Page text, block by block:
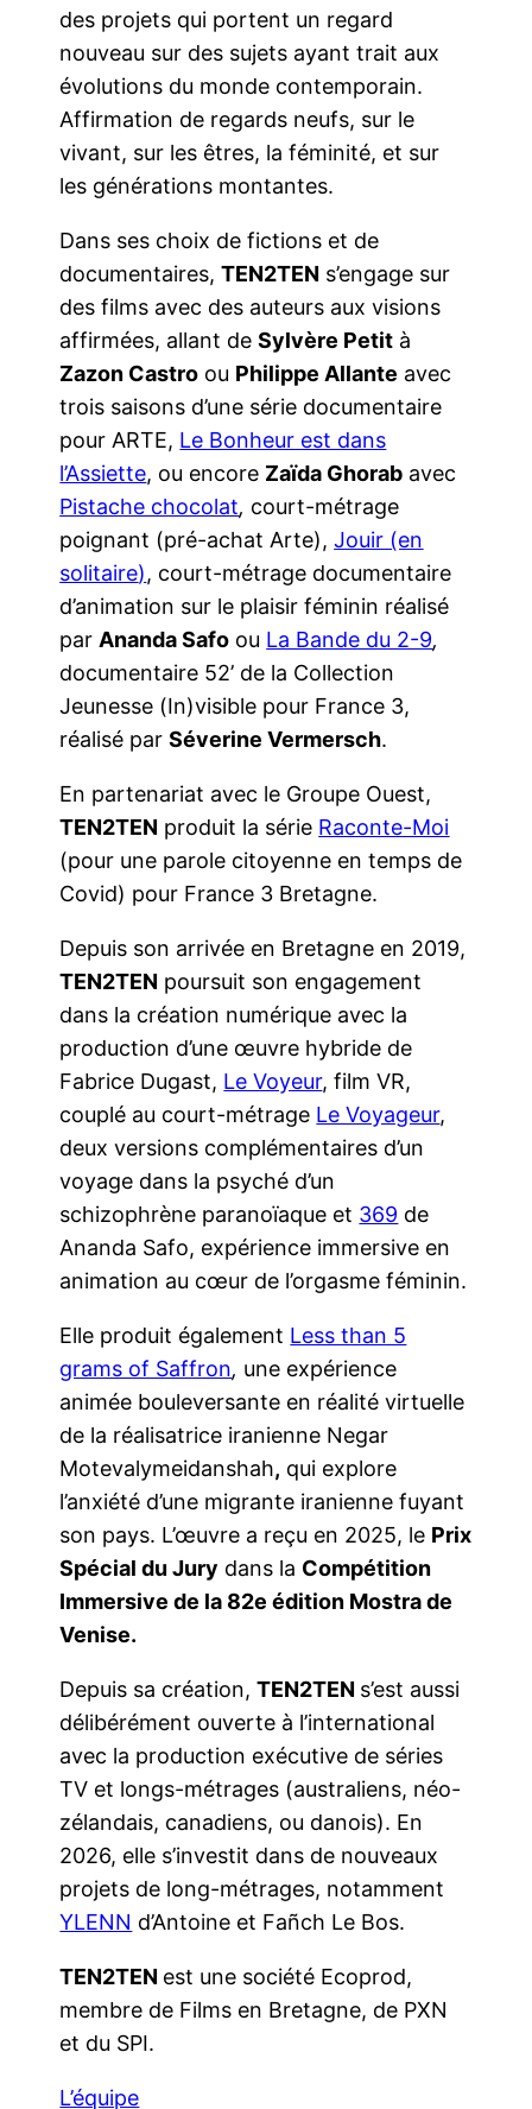
des projets qui portent un regard
nouveau sur des sujets ayant trait aux
évolutions du monde contemporain.
Affirmation de regards neufs, sur le
vivant, sur les êtres, la féminité, et sur
les générations montantes.
Dans ses choix de fictions et de
documentaires,TEN2TEN s’engage sur
des films avec des auteurs aux visions
affirmées, allant deSylvère Petit à
Zazon Castro ou Philippe Allante avec
trois saisons d’une série documentaire
pour ARTE, Le Bonheur est dans
l’Assiette, ou encore Zaïda Ghorab avec
Pistache chocolat, court-métrage
poignant (pré-achat Arte),Jouir (en
solitaire), court-métrage documentaire
d’animation sur le plaisir féminin réalisé
par Ananda Safo ou La Bande du 2-9,
documentaire 52’ de la Collection
Jeunesse (In)visible pour France 3,
réalisé parSéverine Vermersch.
En partenariat avec le Groupe Ouest,
TEN2TEN produit la série Raconte-Moi
(pour une parole citoyenne en temps de
Covid) pour France 3 Bretagne.
Depuis son arrivée en Bretagne en 2019,
TEN2TEN poursuit son engagement
dans la création numérique avec la
production d’une œuvre hybride de
Fabrice Dugast, Le Voyeur, film VR,
couplé au court-métrage Le Voyageur,
deux versions complémentaires d’un
voyage dans la psyché d’un
schizophrène paranoïaque et 369 de
Ananda Safo, expérience immersive en
animation au cœur de l’orgasme féminin.
Elle produit également Less than 5
grams of Saffron, une expérience
animée bouleversante en réalité virtuelle
de la réalisatrice iranienne Negar
Motevalymeidanshah, qui explore
l’anxiété d’une migrante iranienne fuyant
son pays. L’œuvre a reçu en 2025, le Prix
Spécial du Jury dans la Compétition
Immersive de la 82e édition Mostra de
Venise.
Depuis sa création,TEN2TEN s’est aussi
délibérément ouverte à l’international
avec la production exécutive de séries
TV et longs-métrages (australiens, néo-
zélandais, canadiens, ou danois). En
2026, elle s’investit dans de nouveaux
projets de long-métrages, notamment
YLENN d’Antoine et Fañch Le Bos.
TEN2TEN est une société Ecoprod,
membre de Films en Bretagne, de PXN
et du SPI.
L’équipe